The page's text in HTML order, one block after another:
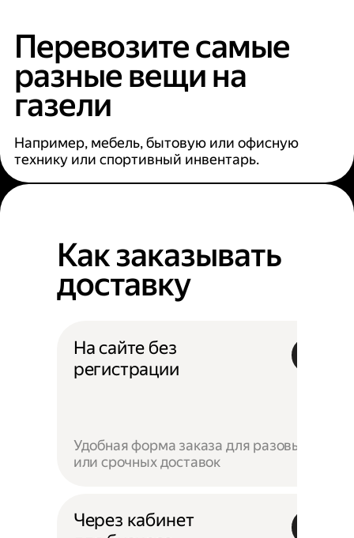
Перевозите самые
разные вещи на
газели
Например, мебель, бытовую или офисную
технику или спортивный инвентарь.
Как заказывать
доставку
На сайте без
регистрации
Удобная форма заказа для разовых
или срочных доставок
Через кабинет